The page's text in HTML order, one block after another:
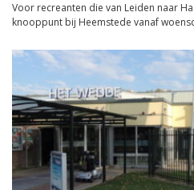
Voor recreanten die van Leiden naar
knooppunt bij Heemstede vanaf